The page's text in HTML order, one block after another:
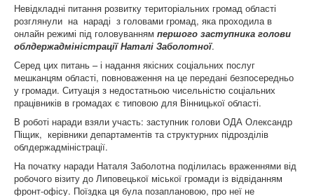
Невідкладні питання розвитку територіальних громад області
розглянули на нараді з головами громад, яка проходила в
онлайн режимі під головуванням першого заступника голови
облдержадміністрації Наталі Заболотної.
Серед цих питань – і надання якісних соціальних послуг
мешканцям області, повноваження на це передані безпосередньо
у громади. Ситуація з недостатньою чисельністю соціальних
працівників в громадах є типовою для Вінницької області.
В роботі наради взяли участь: заступник голови ОДА Олександр
Піщик, керівники департаментів та структурних підрозділів
облдержадміністрації.
На початку наради Наталя Заболотна поділилась враженнями від
робочого візиту до Липовецької міської громади із відвіданням
фронт-офісу. Поїздка ця була позаплановою, про неї не